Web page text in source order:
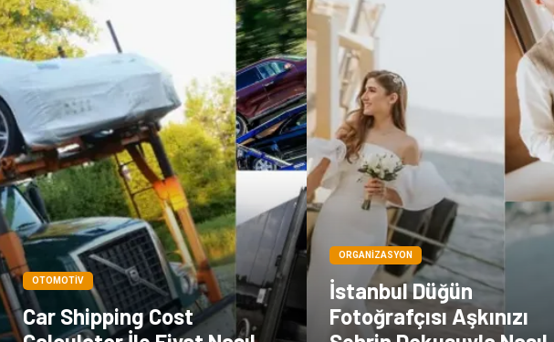
OTOMOTIV
Car Shipping Cost
ORGANIZASYON
İstanbul Düğün
Fotoğrafçısı Aşkınızı